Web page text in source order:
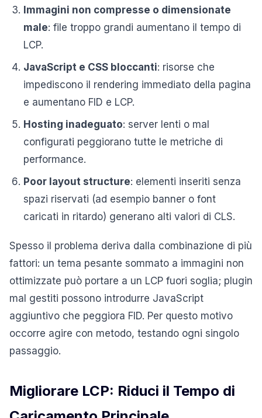
Immagini non compresse o dimensionate
male: file troppo grandi aumentano il tempo di
LCP.
JavaScript e CSS bloccanti: risorse che
impediscono il rendering immediato della pagina
e aumentano FID e LCP.
Hosting inadeguato: server lenti o mal
configurati peggiorano tutte le metriche di
performance.
Poor layout structure: elementi inseriti senza
spazi riservati (ad esempio banner o font
caricati in ritardo) generano alti valori di CLS.
Spesso il problema deriva dalla combinazione di più
fattori: un tema pesante sommato a immagini non
ottimizzate può portare a un LCP fuori soglia; plugin
mal gestiti possono introdurre JavaScript
aggiuntivo che peggiora FID. Per questo motivo
occorre agire con metodo, testando ogni singolo
passaggio.
Migliorare LCP: Riduci il Tempo di